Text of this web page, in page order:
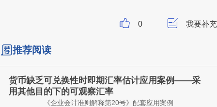
我要补充
0
推荐阅读
货币缺乏可兑换性时即期汇率估计应用案例——采
用其他目的下的可观察汇率
《企业会计准则解释第20号》配套应用案例